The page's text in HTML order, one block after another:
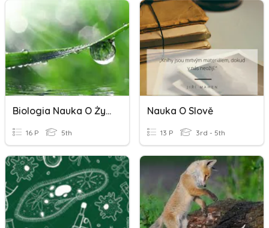
Biologia Nauka O Życiu
16 P 5th
Nauka O Slově
13 P 3rd - 5th